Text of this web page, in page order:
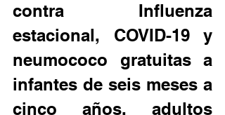
contra Influenza
estacional, COVID-19 y
neumococo gratuitas a
infantes de seis meses a
cinco años, adultos